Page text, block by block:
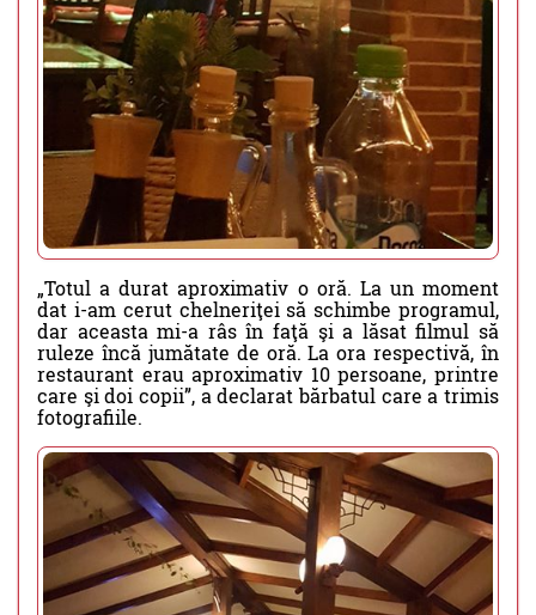
„Totul a durat aproximativ o oră. La un moment
dat i-am cerut chelneriţei să schimbe programul,
dar aceasta mi-a râs în faţă şi a lăsat filmul să
ruleze încă jumătate de oră. La ora respectivă, în
restaurant erau aproximativ 10 persoane, printre
care şi doi copii”, a declarat bărbatul care a trimis
fotografiile.